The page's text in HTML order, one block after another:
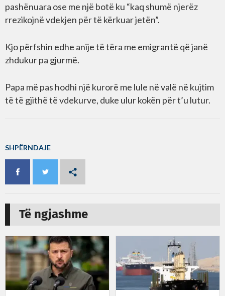
pashënuara ose me një botë ku “kaq shumë njerëz
rrezikojnë vdekjen për të kërkuar jetën”.
Kjo përfshin edhe anije të tëra me emigrantë që janë
zhdukur pa gjurmë.
Papa më pas hodhi një kurorë me lule në valë në kujtim
të të gjithë të vdekurve, duke ulur kokën për t’u lutur.
SHPËRNDAJE
Të ngjashme